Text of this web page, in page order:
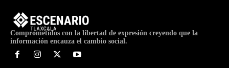
Comprometidos con la libertad de expresión creyendo que la
información encauza el cambio social.